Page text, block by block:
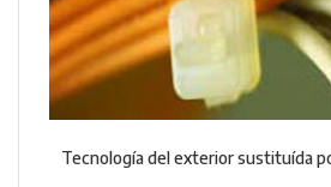
Tecnología del exterior sustituída